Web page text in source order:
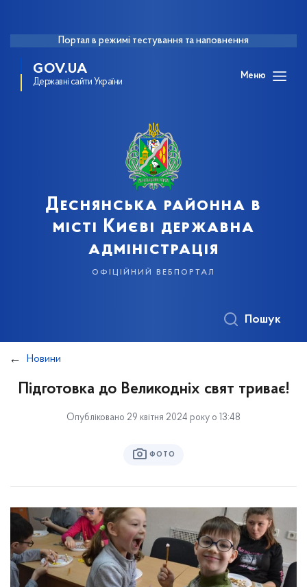
Портал в режимі тестування та наповнення
GOV.UA
Державні сайти України
Меню
Деснянська районна в
місті Києві державна
адміністрація
офіційний вебпортал
Пошук
Новини
Підготовка до Великодніх свят триває!
Опубліковано 29 квітня 2024 року о 13:48
ФОТО